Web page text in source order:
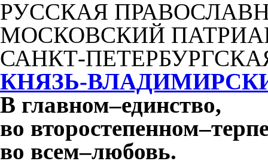
РУССКАЯ
МОСКОВСКИЙ
САНКТ-
КНЯЗЬ-
В главном–единство,
во второстепенном–
во всем–любовь.